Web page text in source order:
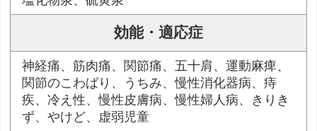
効能・適応症
神経痛、筋肉痛、関節痛、五十肩、運動麻痺、
関節のこわばり、うちみ、慢性消化器病、痔
疾、冷え性、慢性皮膚病、慢性婦人病、きりき
ず、やけど、虚弱児童